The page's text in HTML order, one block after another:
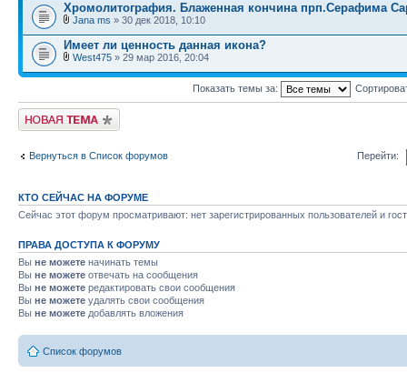
Хромолитография. Блаженная кончина прп.Серафима
Jana ms » 30 дек 2018, 10:10
Имеет ли ценность данная икона?
West475 » 29 мар 2016, 20:04
Показать темы за:
Начать новую тему
Вернуться в Список форумов Перейти:
КТО СЕЙЧАС НА ФОРУМЕ
Сейчас этот форум просматривают: нет зарегистрированных пользователей и
ПРАВА ДОСТУПА К ФОРУМУ
Вы не можете начинать темы
Вы не можете отвечать на сообщения
Вы не можете редактировать свои сообщения
Вы не можете удалять свои сообщения
Вы не можете добавлять вложения
Список форумов